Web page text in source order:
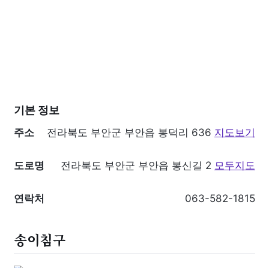
기본 정보
주소 전라북도 부안군 부안읍 봉덕리 636 지도보기
도로명 전라북도 부안군 부안읍 봉신길 2 모두지도
연락처 063-582-1815
송이침구